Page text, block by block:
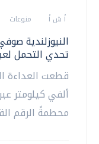
أ ش أ منوعات
النيوزلندية
تحدي التحمل
قطعت العداءة
محطمةً الرقم